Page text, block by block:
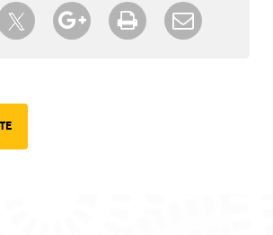
sur Facebook
Partager sur TwitterPartager sur Google+
Imprimer